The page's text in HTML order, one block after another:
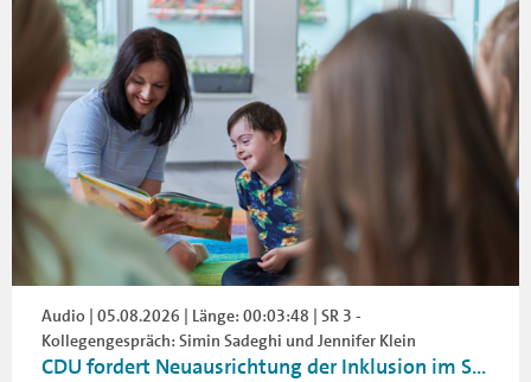
Audio | 05.08.2026 | Länge: 00:03:48 | SR 3 -
Kollegengespräch: Simin Sadeghi und Jennifer Klein
CDU fordert Neuausrichtung der Inklusion im S...